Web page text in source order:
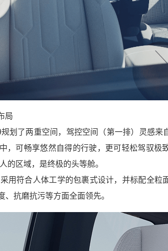
局
划了两重空间，驾控空间（第一排）灵感来
，可畅享悠然自得的行驶，更可轻松驾驭极
的区域，是终极的头等舱。
用符合人体工学的包裹式设计，并标配全粒
抗磨抗污等方面全面领先。